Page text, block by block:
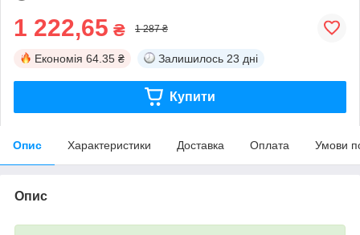
1 222,65 ₴ 1 287 ₴
Економія 64.35 ₴ Залишилось 23 дні
Купити
Опис Характеристики Доставка Оплата Умови
Опис